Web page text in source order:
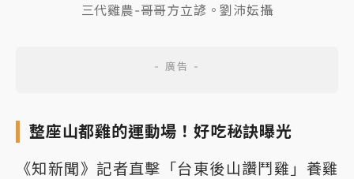
三代雞農-哥哥方立諺。劉沛妘攝
整座山都雞的運動場！好吃秘訣曝光
《知新聞》記者直擊「台東後山讚鬥雞」養雞